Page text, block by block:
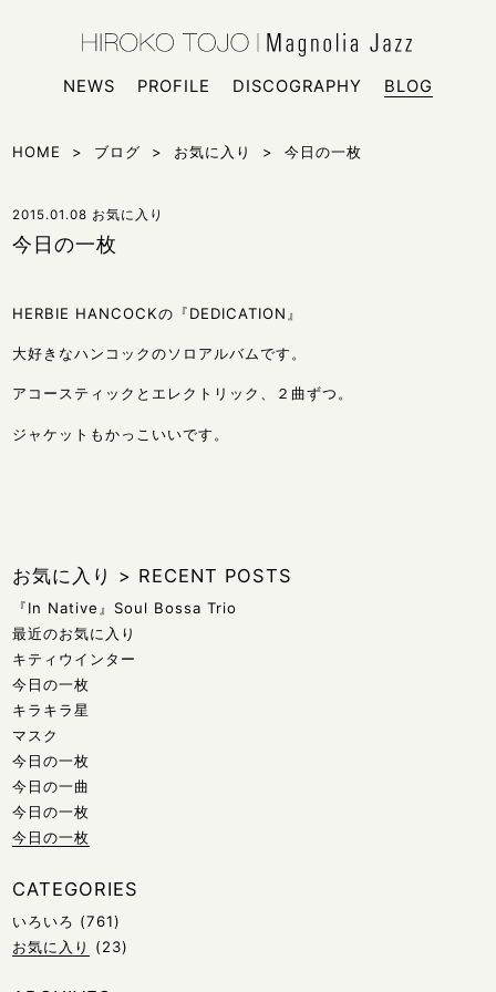
NEWS
PROFILE DISCOGRAPHY BLOG
HOME > ブログ > お気に入り > 今日の一枚
2015.01.08 お気に入り
今日の一枚
HERBIE HANCOCKの『DEDICATION』
大好きなハンコックのソロアルバムです。
アコースティックとエレクトリック、２曲ずつ。
ジャケットもかっこいいです。
お気に入り > RECENT POSTS
『In Native』Soul Bossa Trio
最近のお気に入り
キティウインター
今日の一枚
キラキラ星
マスク
今日の一枚
今日の一曲
今日の一枚
今日の一枚
CATEGORIES
いろいろ (761)
お気に入り
(23)